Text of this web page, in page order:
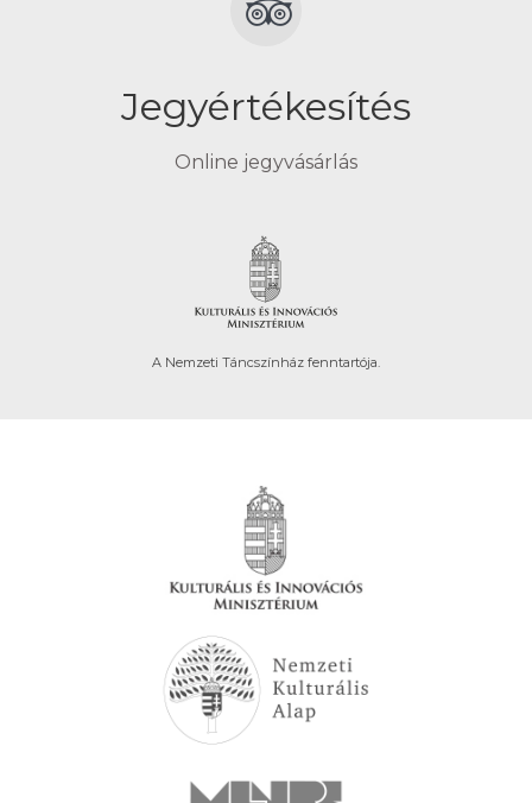
Jegyértékesítés
Online jegyvásárlás
A Nemzeti Táncszínház fenntartója.